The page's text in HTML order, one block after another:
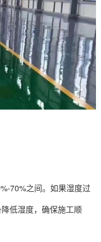
70%之间。如果湿度过
低湿度，确保施工顺